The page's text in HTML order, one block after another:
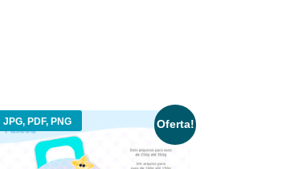
JPG, PDF, PNG Oferta!